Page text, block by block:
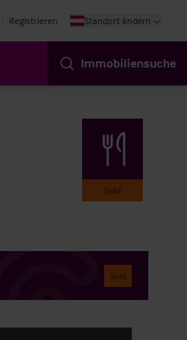
Registrieren Standort ändern
Immobiliensuche
Sold
Sold